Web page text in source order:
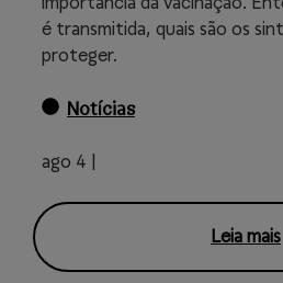
é transmitida, quais são os
proteger.
Notícias
ago 4 |
Leia mais